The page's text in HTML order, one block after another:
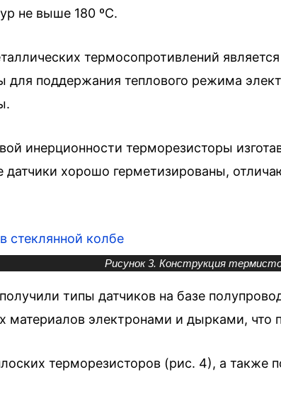
не выше 180 ºC.
термосопротивлений
для поддержания теплового режима
инерционности терморезисторы
датчики хорошо герметизированы,
Рисунок 3. Конструкция
типы датчиков на базе
материалов электронами и дырками, что
терморезисторов (рис. 4), а